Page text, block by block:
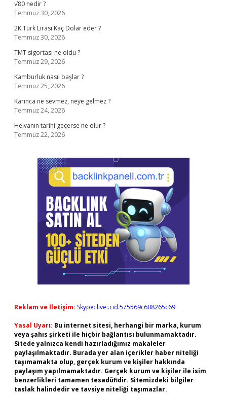
√80 nedir ?
Temmuz 30, 2026
2K Türk Lirası Kaç Dolar eder ?
Temmuz 30, 2026
TMT sigortası ne oldu ?
Temmuz 29, 2026
Kamburluk nasıl başlar ?
Temmuz 25, 2026
Karınca ne sevmez, neye gelmez ?
Temmuz 24, 2026
Helvanın tarihi geçerse ne olur ?
Temmuz 22, 2026
Reklam ve İletişim: Skype: live:.cid.575569c608265c69
Yasal Uyarı: Bu internet sitesi, herhangi bir marka, kurum
veya şahıs şirketi ile hiçbir bağlantısı bulunmamaktadır.
Sitede yalnızca kendi hazırladığımız makaleler
paylaşılmaktadır. Burada yer alan içerikler haber niteliği
taşımamakta olup, gerçek kurum ve kişiler hakkında
paylaşım yapılmamaktadır. Gerçek kurum ve kişiler ile isim
benzerlikleri tamamen tesadüfidir. Sitemizdeki bilgiler
taslak halindedir ve tavsiye niteliği taşımazlar.